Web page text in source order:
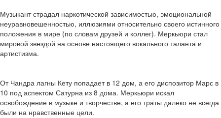
Музыкант страдал наркотической зависимостью, эмоциональной
неуравновешенностью, иллюзиями относительно своего истинного
положения в мире (по словам друзей и коллег). Меркьюри стал
мировой звездой на основе настоящего вокального таланта и
артистизма.
От Чандра лагны Кету попадает в 12 дом, а его диспозитор Марс в
10 под аспектом Сатурна из 8 дома. Меркьюри искал
освобождение в музыке и творчестве, а его траты далеко не всегда
были на нравственные цели.